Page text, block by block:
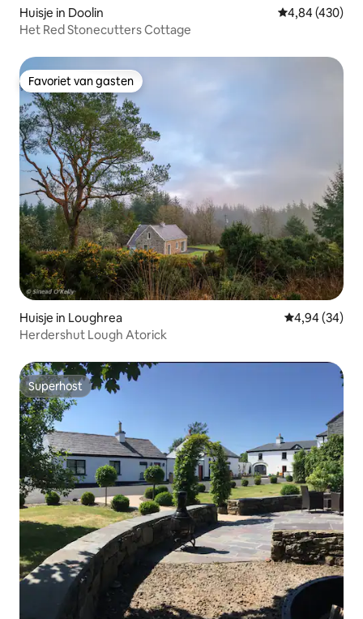
Huisje in Doolin Gemiddelde
4,84 (430)
Het Red Stonecutters Cottage
Favoriet van gasten
Favoriet van gasten
Huisje in Loughrea Gemiddelde
4,94 (34)
Herdershut Lough Atorick
Superhost
Superhost